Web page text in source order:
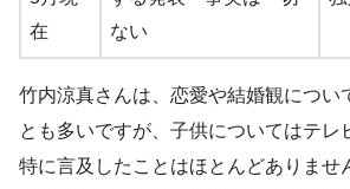
在
ない
竹内涼真さんは、恋愛や結婚観につい
とも多いですが、子供についてはテレ
特に言及したことはほとんどありませ